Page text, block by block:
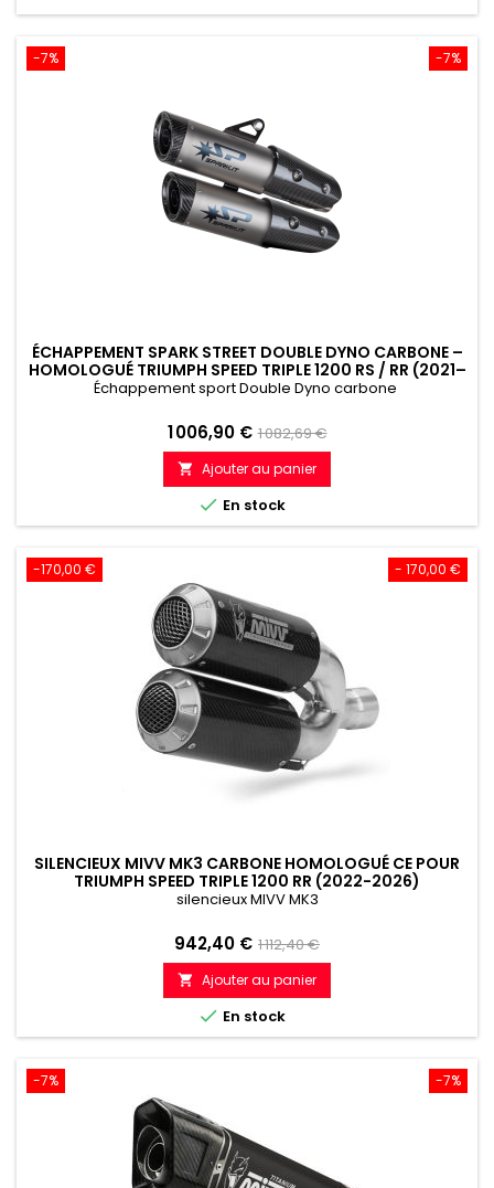
-7%
-7%
ÉCHAPPEMENT SPARK STREET DOUBLE DYNO CARBONE –
HOMOLOGUÉ TRIUMPH SPEED TRIPLE 1200 RS / RR (2021–
2024)
Échappement sport Double Dyno carbone
Prix
1 006,90 € Prix
de
référence
1 082,69 €
 Ajouter au panier
 En stock
- 170,00 €
-170,00 €
SILENCIEUX MIVV MK3 CARBONE HOMOLOGUÉ CE POUR
TRIUMPH SPEED TRIPLE 1200 RR (2022-2026)
silencieux MIVV MK3
Prix
942,40 € Prix
de
référence
1 112,40 €
 Ajouter au panier
 En stock
-7%
-7%